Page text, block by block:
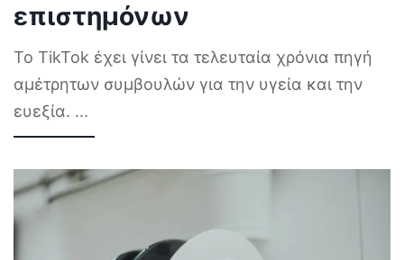
επιστημόνων
Το TikTok έχει γίνει τα τελευταία χρόνια πηγή
αμέτρητων συμβουλών για την υγεία και την
ευεξία. ...